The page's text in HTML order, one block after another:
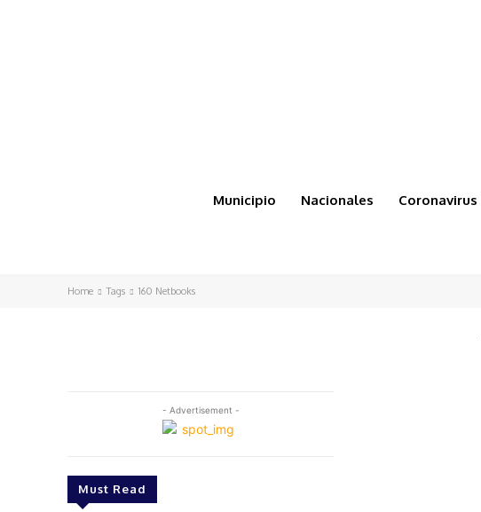
Municipio Nacionales Coronavirus
Home Tags 160 Netbooks
- Advertisement -
Must Read